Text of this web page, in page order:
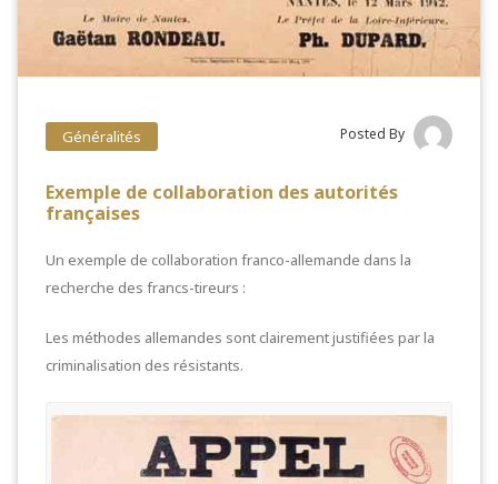
Généralités Posted By
Exemple de collaboration des autorités
françaises
Un exemple de collaboration franco-allemande dans la
recherche des francs-tireurs :
Les méthodes allemandes sont clairement justifiées par la
criminalisation des résistants.